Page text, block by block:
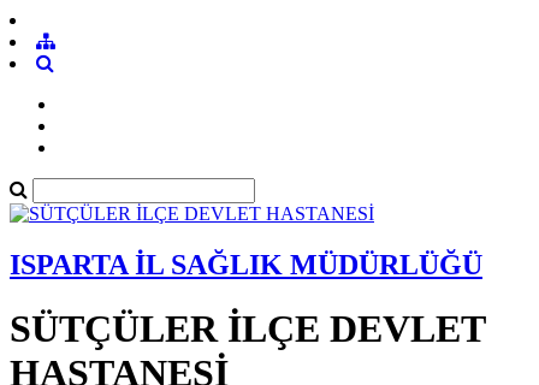
ISPARTA İL SAĞLIK MÜDÜRLÜĞÜ
SÜTÇÜLER İLÇE DEVLET
HASTANESİ